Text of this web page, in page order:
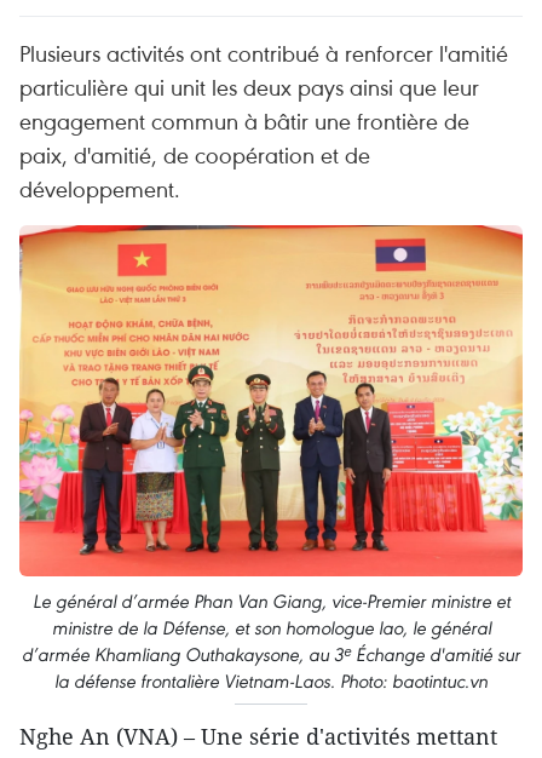
Plusieurs activités ont contribué à renforcer l'amitié
particulière qui unit les deux pays ainsi que leur
engagement commun à bâtir une frontière de
paix, d'amitié, de coopération et de
développement.
Le général d’armée Phan Van Giang, vice-Premier ministre et
ministre de la Défense, et son homologue lao, le général
d’armée Khamliang Outhakaysone, au 3ᵉ Échange d'amitié sur
la défense frontalière Vietnam-Laos. Photo: baotintuc.vn
Nghe An (VNA) – Une série d'activités mettant